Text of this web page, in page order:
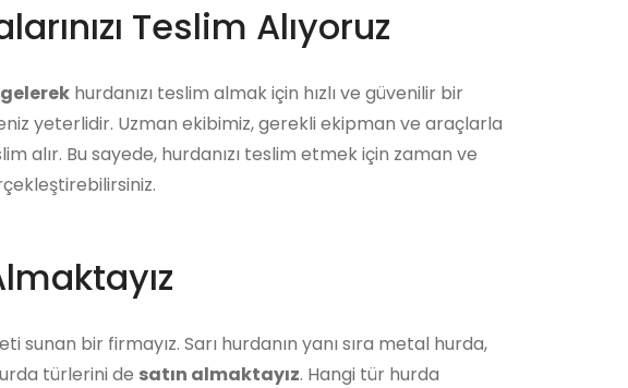
Teslim Alıyoruz
hurdanızı teslim almak için hızlı ve güvenilir bir
yeterlidir. Uzman ekibimiz, gerekli ekipman ve araçlarla
alır. Bu sayede, hurdanızı teslim etmek için zaman ve
sunan bir firmayız. Sarı hurdanın yanı sıra metal hurda,
türlerini de satın almaktayız. Hangi tür hurda